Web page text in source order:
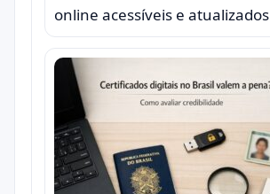
online acessíveis e atualizados